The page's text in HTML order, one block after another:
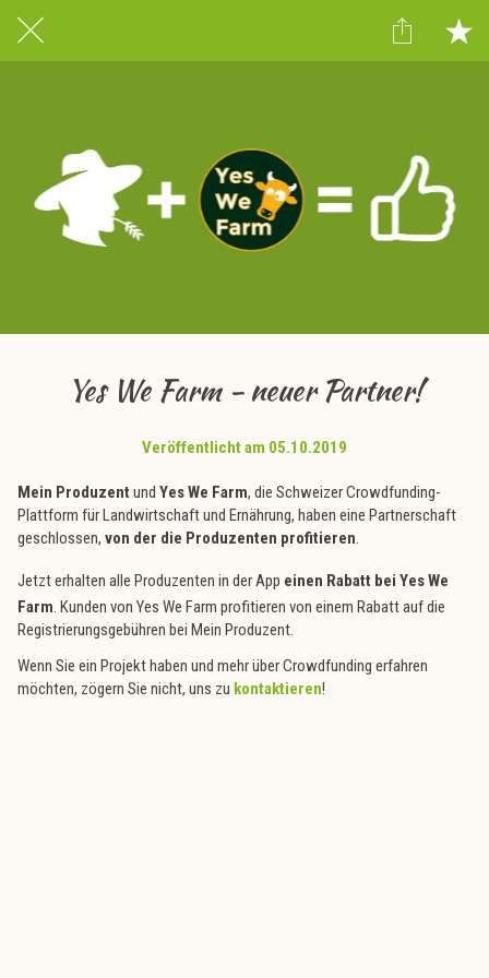
Yes We Farm - neuer Partner!
Veröffentlicht am 05.10.2019
Mein Produzent und Yes We Farm, die Schweizer Crowdfunding-
Plattform für Landwirtschaft und Ernährung, haben eine Partnerschaft
geschlossen, von der die Produzenten profitieren
Jetzt erhalten alle Produzenten in der App einen Rabatt bei Yes We
Farm . Kunden von Yes We Farm profitieren von einem Rabatt auf die
Registrierungsgebühren bei Mein Produzent.
Wenn Sie ein Projekt haben und mehr über Crowdfunding erfahren
möchten, zögern Sie nicht, uns zu kontaktieren!